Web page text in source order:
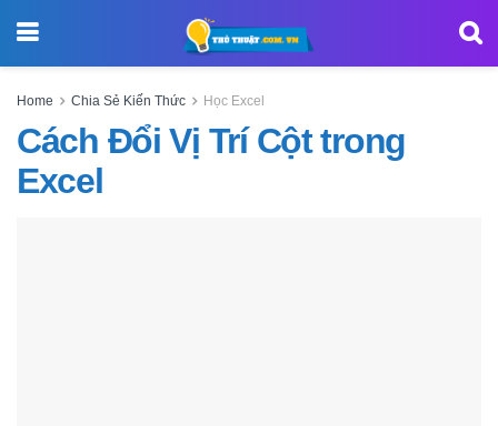
Home Chia Sẻ Kiến Thức Học Excel
Cách Đổi Vị Trí Cột trong
Excel